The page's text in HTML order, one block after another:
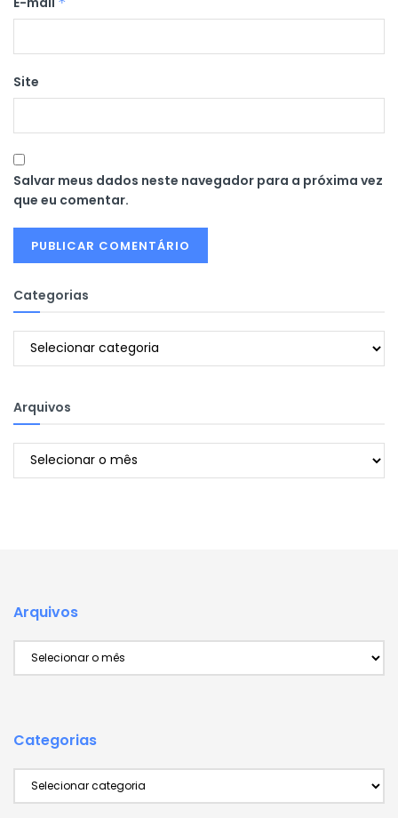
Site
Salvar meus dados neste navegador para a próxima vez
que eu comentar.
Categorias
Categorias
Arquivos
Arquivos
Arquivos
Categorias